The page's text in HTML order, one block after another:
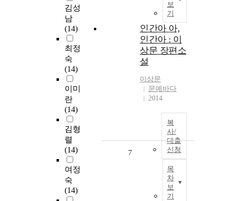
김성
남
(14)
최정
숙
(14)
이미
란
(14)
김형
렬
(14)
여정
숙
(14)
보
기
인간아 아,
인간아 : 이
상문 장편소
설
이상문
문예바다
2014
복
사/
대출
신청
목
차
보
기
7